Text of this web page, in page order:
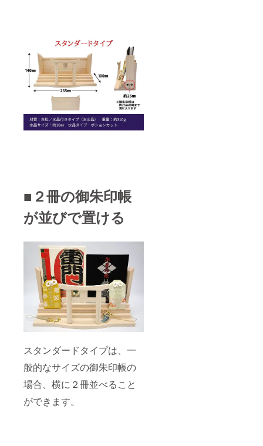
■２冊の御朱印帳
が並びで置ける
スタンダードタイプは、一
般的なサイズの御朱印帳の
場合、横に２冊並べること
ができます。